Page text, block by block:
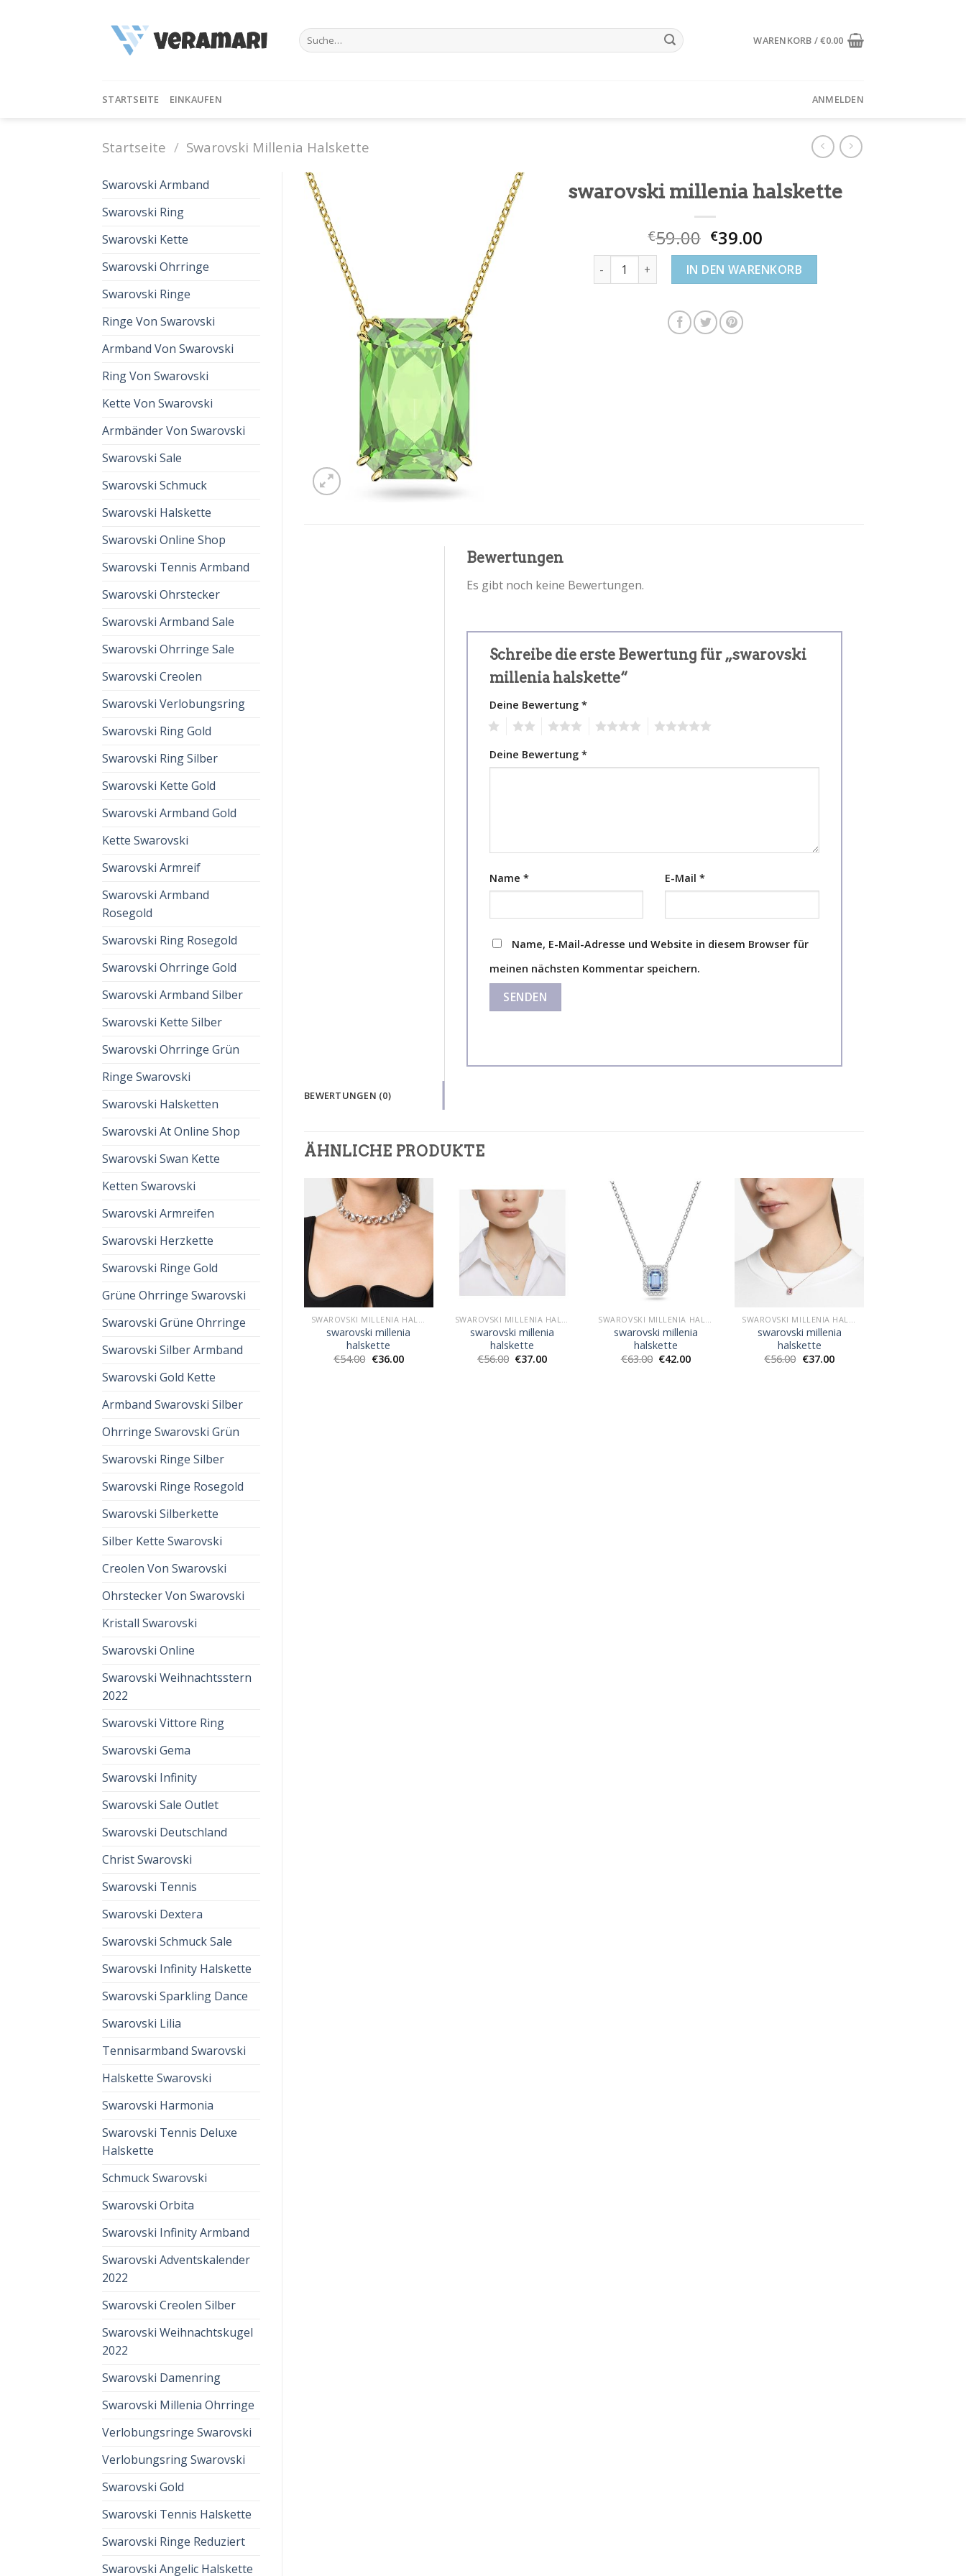
Suche
nach:
WARENKORB /€0.00
STARTSEITE EINKAUFEN ANMELDEN
Startseite / Swarovski Millenia Halskette
Swarovski Armband
Swarovski Ring
Swarovski Kette
Swarovski Ohrringe
Swarovski Ringe
Ringe Von Swarovski
Armband Von Swarovski
Ring Von Swarovski
Kette Von Swarovski
Armbänder Von Swarovski
Swarovski Sale
Swarovski Schmuck
Swarovski Halskette
Swarovski Online Shop
Swarovski Tennis Armband
Swarovski Ohrstecker
Swarovski Armband Sale
Swarovski Ohrringe Sale
Swarovski Creolen
Swarovski Verlobungsring
Swarovski Ring Gold
Swarovski Ring Silber
Swarovski Kette Gold
Swarovski Armband Gold
Kette Swarovski
Swarovski Armreif
Swarovski Armband
Rosegold
Swarovski Ring Rosegold
Swarovski Ohrringe Gold
Swarovski Armband Silber
Swarovski Kette Silber
Swarovski Ohrringe Grün
Ringe Swarovski
Swarovski Halsketten
Swarovski At Online Shop
Swarovski Swan Kette
Ketten Swarovski
Swarovski Armreifen
Swarovski Herzkette
Swarovski Ringe Gold
Grüne Ohrringe Swarovski
Swarovski Grüne Ohrringe
Swarovski Silber Armband
Swarovski Gold Kette
Armband Swarovski Silber
Ohrringe Swarovski Grün
Swarovski Ringe Silber
Swarovski Ringe Rosegold
Swarovski Silberkette
Silber Kette Swarovski
Creolen Von Swarovski
Ohrstecker Von Swarovski
Kristall Swarovski
Swarovski Online
Swarovski Weihnachtsstern
2022
Swarovski Vittore Ring
Swarovski Gema
Swarovski Infinity
Swarovski Sale Outlet
Swarovski Deutschland
Christ Swarovski
Swarovski Tennis
Swarovski Dextera
Swarovski Schmuck Sale
Swarovski Infinity Halskette
Swarovski Sparkling Dance
Swarovski Lilia
Tennisarmband Swarovski
Halskette Swarovski
Swarovski Harmonia
Swarovski Tennis Deluxe
Halskette
Schmuck Swarovski
Swarovski Orbita
Swarovski Infinity Armband
Swarovski Adventskalender
2022
Swarovski Creolen Silber
Swarovski Weihnachtskugel
2022
Swarovski Damenring
Swarovski Millenia Ohrringe
Verlobungsringe Swarovski
Verlobungsring Swarovski
Swarovski Gold
Swarovski Tennis Halskette
Swarovski Ringe Reduziert
Swarovski Angelic Halskette
swarovski millenia halskette
€59.00 €39.00
swarovski millenia halskette Menge
IN DEN WARENKORB
BEWERTUNGEN (0)
Bewertungen
Es gibt noch keine Bewertungen.
Schreibe die erste Bewertung für „swarovski
millenia halskette“
Deine Bewertung *
Deine Bewertung *
Name * E-Mail*
Name, E-Mail-Adresse und Website in diesem Browser für
meinen nächsten Kommentar speichern.
ÄHNLICHE PRODUKTE
swarovski millenia
halskette
€54.00 €36.00
swarovski millenia
halskette
€56.00 €37.00
swarovski millenia
halskette
€63.00 €42.00
swarovski millenia
halskette
€56.00 €37.00
SWAROVSKI MILLENIA HALSKETTE
halskette
39.00
swarovski millenia
halskette
€ 63.00 € 42.00